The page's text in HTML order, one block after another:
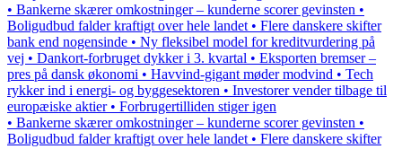
• Bankerne skærer omkostninger – kunderne scorer gevinsten •
Boligudbud falder kraftigt over hele landet • Flere danskere skifter
bank end nogensinde • Ny fleksibel model for kreditvurdering på
vej • Dankort-forbruget dykker i 3. kvartal • Eksporten bremser –
pres på dansk økonomi • Havvind-gigant møder modvind • Tech
rykker ind i energi- og byggesektoren • Investorer vender tilbage til
europæiske aktier • Forbrugertilliden stiger igen
• Bankerne skærer omkostninger – kunderne scorer gevinsten •
Boligudbud falder kraftigt over hele landet • Flere danskere skifter